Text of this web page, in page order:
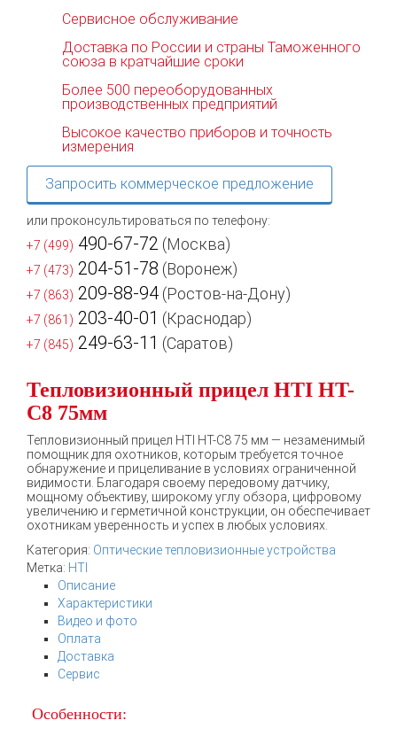
Сервисное обслуживание
Доставка по России и страны Таможенного
союза в кратчайшие сроки
Более 500 переоборудованных
производственных предприятий
Высокое качество приборов и точность
измерения
Запросить коммерческое предложение
или проконсультироваться по телефону:
+7 (499) 490-67-72 (Москва)
+7 (473) 204-51-78 (Воронеж)
+7 (863) 209-88-94 (Ростов-на-Дону)
+7 (861) 203-40-01 (Краснодар)
+7 (845) 249-63-11 (Саратов)
Тепловизионный прицел HTI HT-
C8 75мм
Тепловизионный прицел HTI HT-C8 75 мм — незаменимый
помощник для охотников, которым требуется точное
обнаружение и прицеливание в условиях ограниченной
видимости. Благодаря своему передовому датчику,
мощному объективу, широкому углу обзора, цифровому
увеличению и герметичной конструкции, он обеспечивает
охотникам уверенность и успех в любых условиях.
Категория: Оптические тепловизионные устройства
Метка: HTI
Описание
Характеристики
Видео и фото
Оплата
Доставка
Сервис
Особенности: